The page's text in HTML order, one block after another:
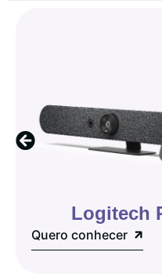
Logitech
Quero conhecer